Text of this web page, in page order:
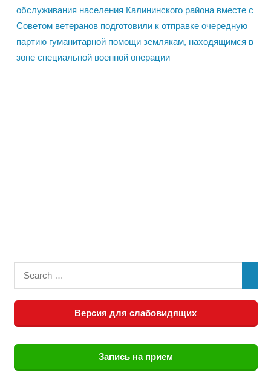
обслуживания населения Калининского района вместе с
Советом ветеранов подготовили к отправке очередную
партию гуманитарной помощи землякам, находящимся в
зоне специальной военной операции
Версия для слабовидящих
Запись на прием